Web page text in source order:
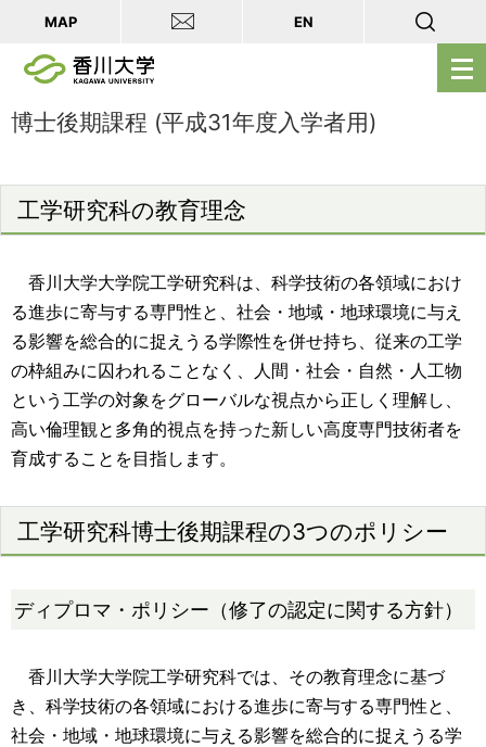
メ
ニ
く
MAP EN
博士後期課程 (平成31年度入学者用)
工学研究科の教育理念
香川大学大学院工学研究科は、科学技術の各領域におけ
る進歩に寄与する専門性と、社会・地域・地球環境に与え
る影響を総合的に捉えうる学際性を併せ持ち、従来の工学
の枠組みに囚われることなく、人間・社会・自然・人工物
という工学の対象をグローバルな視点から正しく理解し、
高い倫理観と多角的視点を持った新しい高度専門技術者を
育成することを目指します。
工学研究科博士後期課程の3つのポリシー
ディプロマ・ポリシー（修了の認定に関する方針）
香川大学大学院工学研究科では、その教育理念に基づ
き、科学技術の各領域における進歩に寄与する専門性と、
社会・地域・地球環境に与える影響を総合的に捉えうる学